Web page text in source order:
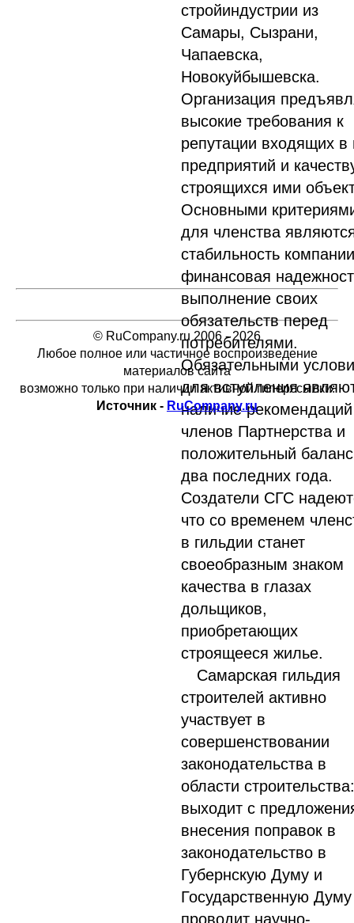
стройиндустрии из
Самары, Сызрани,
Чапаевска,
Новокуйбышевска.
Организация
высокие требования к
репутации входящих в
предприятий и
строящихся ими
Основными
для членства
стабильность
финансовая
выполнение своих
обязательств перед
потребителями.
Обязательными
для вступления
наличие
членов Партнерства и
положительный
два последних года.
Создатели СГС
что со временем
в гильдии станет
своеобразным знаком
качества в глазах
дольщиков,
приобретающих
строящееся жилье.
Самарская гильдия
строителей активно
участвует в
совершенствовании
законодательства в
области строительства:
выходит с
внесения поправок в
законодательство в
Губернскую Думу и
Государственную
проводит научно-
© RuCompany.ru 2006 - 2026
Любое полное или частичное воспроизведение
материалов сайта
возможно только при наличии активной гиперссылки:
Источник - RuCompany.ru